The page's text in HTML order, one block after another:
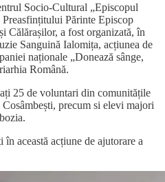
Socio-Cultural „Episcopul
Părinte Episcop
Călărașilor, a fost organizată, în
Sanguină Ialomița, acțiunea de
naționale „Donează sânge,
Română.
25 de voluntari din comunitățile
precum si elevi majori
această acțiune de ajutorare a